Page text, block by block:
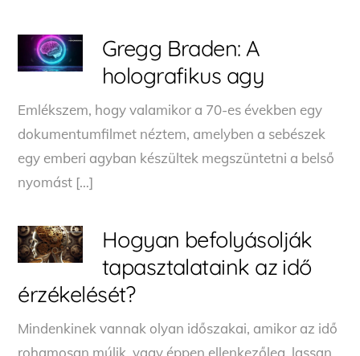
Gregg Braden: A
holografikus agy
Emlékszem, hogy valamikor a 70-es években egy
dokumentumfilmet néztem, amelyben a sebészek
egy emberi agyban készültek megszüntetni a belső
nyomást […]
Hogyan befolyásolják
tapasztalataink az idő
érzékelését?
Mindenkinek vannak olyan időszakai, amikor az idő
rohamosan múlik, vagy éppen ellenkezőleg, lassan